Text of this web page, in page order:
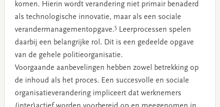
komen. Hierin wordt verandering niet primair benaderd
als technologische innovatie, maar als een sociale
verandermanagementopgave.5Leerprocessen spelen
daarbij een belangrijke rol. Dit is een gedeelde opgave
van de gehele politieorganisatie.
Voorgaande aanbevelingen hebben zowel betrekking op
de inhoud als het proces. Een succesvolle en sociale
organisatieverandering impliceert dat werknemers